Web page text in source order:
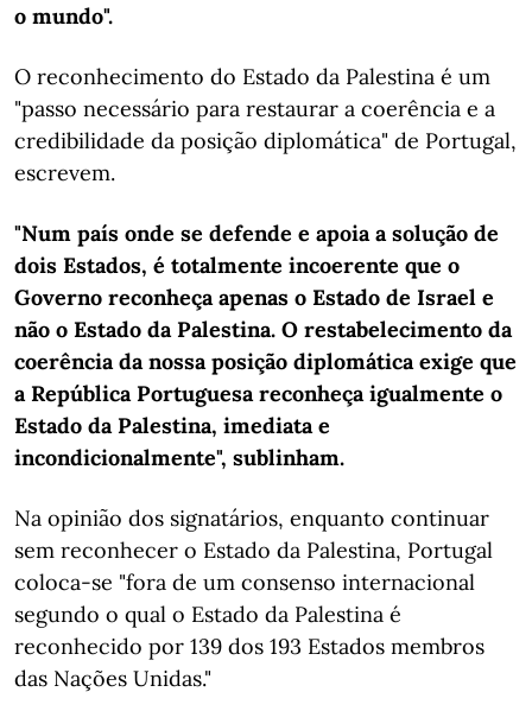
o mundo".
O reconhecimento do Estado da Palestina é um
"passo necessário para restaurar a coerência e a
credibilidade da posição diplomática" de Portugal,
escrevem.
"Num país onde se defende e apoia a solução de
dois Estados, é totalmente incoerente que o
Governo reconheça apenas o Estado de Israel e
não o Estado da Palestina. O restabelecimento da
coerência da nossa posição diplomática exige que
a República Portuguesa reconheça igualmente o
Estado da Palestina, imediata e
incondicionalmente", sublinham.
Na opinião dos signatários, enquanto continuar
sem reconhecer o Estado da Palestina, Portugal
coloca-se "fora de um consenso internacional
segundo o qual o Estado da Palestina é
reconhecido por 139 dos 193 Estados membros
das Nações Unidas."